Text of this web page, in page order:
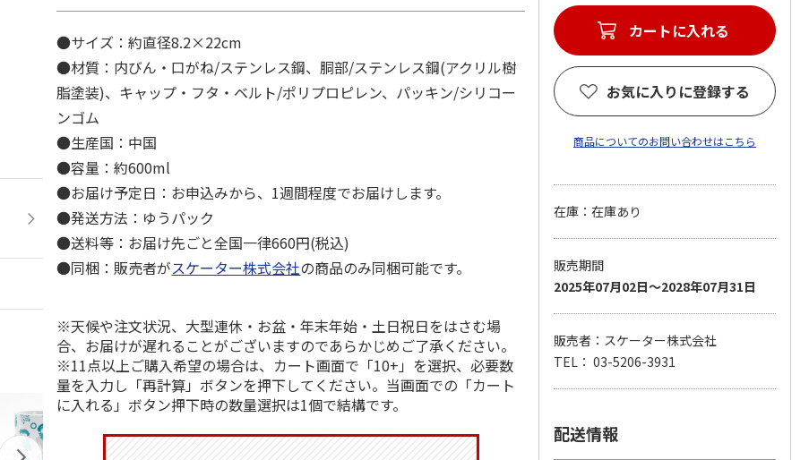
●サイズ：約直径8.2×22cm
●材質：内びん・口がね/ステンレス鋼、胴部/ステンレス鋼(アクリル樹
脂塗装)、キャップ・フタ・ベルト/ポリプロピレン、パッキン/シリコー
ンゴム
●生産国：中国
●容量：約600ml
●お届け予定日：お申込みから、1週間程度でお届けします。
●発送方法：ゆうパック
●送料等：お届け先ごと全国一律660円(税込)
●同梱：販売者がスケーター株式会社の商品のみ同梱可能です。
※天候や注文状況、大型連休・お盆・年末年始・土日祝日をはさむ場
合、お届けが遅れることがございますのであらかじめご了承ください。
※11点以上ご購入希望の場合は、カート画面で「10+」を選択、必要数
量を入力し「再計算」ボタンを押下してください。当画面での「カート
に入れる」ボタン押下時の数量選択は1個で結構です。
カートに入れる
お気に入りに登録する
商品についてのお問い合わせはこちら
在庫：在庫あり
販売期間
2025年07月02日～2028年07月31日
販売者：スケーター株式会社
TEL： 03-5206-3931
配送情報